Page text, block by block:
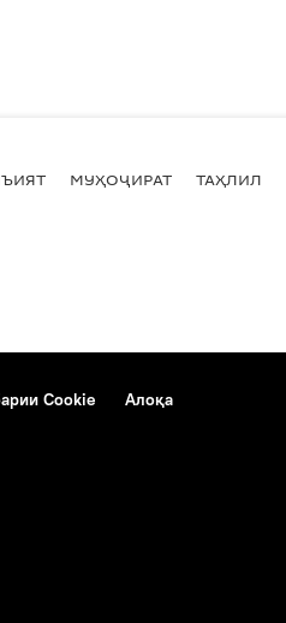
МУҲОҶИРАТ ТАҲЛИЛ
Cookie Алоқа